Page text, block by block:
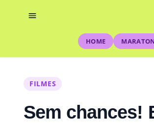
HOME
FILMES
Sem chances!